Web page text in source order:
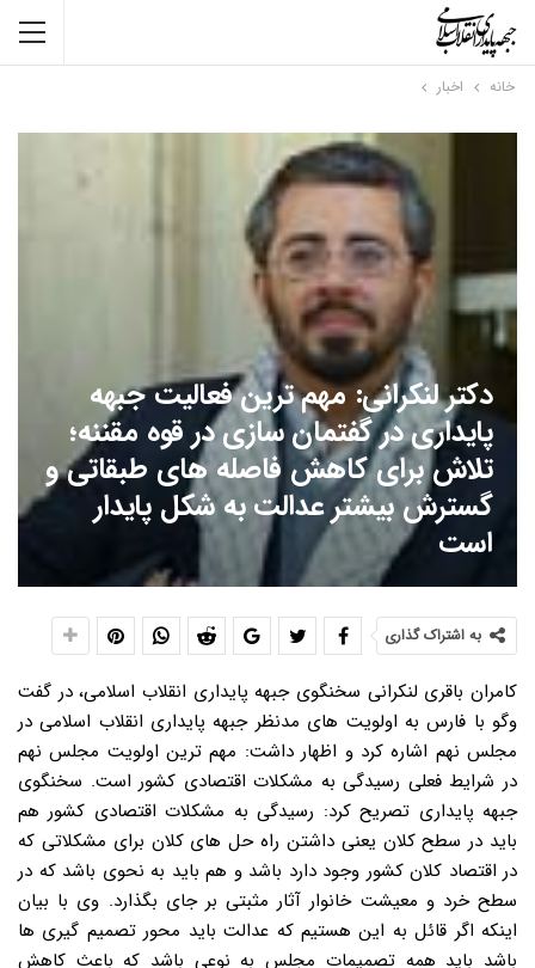
خانه اخبار
دکتر لنکرانی: مهم ترین فعالیت جبهه
پایداری در گفتمان سازی در قوه مقننه؛
تلاش برای کاهش فاصله های طبقاتی و
گسترش بیشتر عدالت به شکل پایدار
است
به اشتراک گذاری
کامران باقری لنکرانی سخنگوی جبهه پایداری انقلاب اسلامی، در گفت
وگو با فارس به اولویت های مدنظر جبهه پایداری انقلاب اسلامی در
مجلس نهم اشاره کرد و اظهار داشت: مهم ترین اولویت مجلس نهم
در شرایط فعلی رسیدگی به مشکلات اقتصادی کشور است. سخنگوی
جبهه پایداری تصریح کرد: رسیدگی به مشکلات اقتصادی کشور هم
باید در سطح کلان یعنی داشتن راه حل های کلان برای مشکلاتی که
در اقتصاد کلان کشور وجود دارد باشد و هم باید به نحوی باشد که در
سطح خرد و معیشت خانوار آثار مثبتی بر جای بگذارد. وی با بیان
اینکه اگر قائل به این هستیم که عدالت باید محور تصمیم گیری ها
باشد باید همه تصمیمات مجلس به نوعی باشد که باعث کاهش